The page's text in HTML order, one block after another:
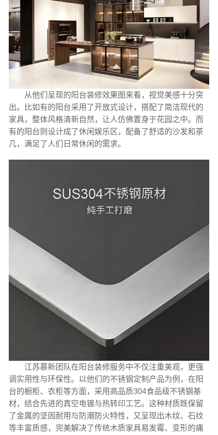
从他们呈现的阳台装修效果图来看，视觉美感十分突
出。比如有的阳台采用了开放式设计，搭配了简洁现代的
家具，整体风格清新自然，让人仿佛置身于花园之中。而
有的阳台则设计成了休闲娱乐区，配备了舒适的沙发和茶
几，满足了人们日常休闲的需求。
江苏慕新团队在阳台装修服务中不仅注重美观，更强
调实用性与环保性。以他们的不锈钢定制产品为例，在阳
台的橱柜、衣柜等方面，采用高品质304食品级不锈钢基
材，结合先进的真空电镀与热转印工艺。这种材质既保留
了金属的坚固耐用与防潮防火特性，又呈现出木纹、石纹
等丰富质感，完美解决了传统木质家具易发霉、变形的痛